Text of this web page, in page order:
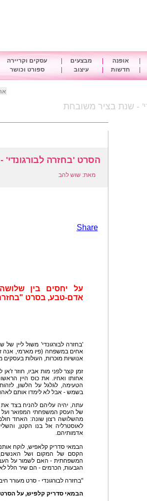
אופנה מבצעים עסקים וקריירה
חדשות עיצוב ספורט וכושר
- שנת בציר משובחת
הסרט 'בחזרה
מאת: שוש להב
Share
על יחסים בין
אדם-טבע, בסרט "בחזרה
'בחזרה לבורגונדי' משול ליין
אחים במשפחה (פיו מארמי, אנה
אנושיות מוכרות, העולות
זמן קצר לפני מות אביו, חוזר
אחותו ואחיו. את כוס היין
הטעימה, לגלגל על הלשון,
בשמש - אבל לא לימדו אותם
עתה, יהיה עליהם להניח בצד את
של העסק המשפחתי המפואר ועל
מהשלושה רצון שונה: האחד
לאוסטרליה אל בנו הקטן,
אדמותיהם.
הבמאי סדריק קלאפיש, לוקח
הקסם של המקום ושל האנשים,
המשפחתית - האם לשמור על העבר
הגבעות, הכרמים - הם שיר הלל
"בחזרה לבורגונדי - סרט מעורר
הבמאי